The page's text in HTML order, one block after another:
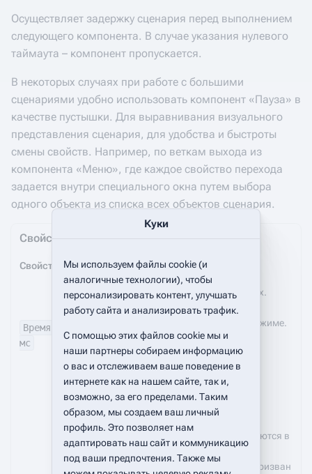
Осуществляет задержку сценария перед выполнением
следующего компонента. В случае указания нулевого
таймаута – компонент пропускается.
В некоторых случаях при работе с большими
сценариями удобно использовать компонент «Пауза» в
качестве пустышки. Для выравнивания визуального
представления сценария, для удобства и быстроты
смены свойств. Например, по веткам выхода из
компонента «Меню», где каждое свойство перехода
задается внутри специального окна путем выбора
одного объекта из списка всех объектов сценария.
Свойства компонента
Свойство Описание
Время,
мс
Длительность паузы, в миллисекундах.
В случае отрицательных значений
компонент работает в синхронном режиме.
В случае 0 компонент работает в
асинхронном режиме с нулевым
ожиданием.
Определяет поведение компонента с
очередью необработанных событий.
Необработанные события накапливаются в
очереди, если исполняемый во время
поступления события компонент не призван
Куки
Мы используем файлы cookie (и
аналогичные технологии), чтобы
персонализировать контент, улучшать
работу сайта и анализировать трафик.
С помощью этих файлов cookie мы и
наши партнеры собираем информацию
о вас и отслеживаем ваше поведение в
интернете как на нашем сайте, так и,
возможно, за его пределами. Таким
образом, мы создаем ваш личный
профиль. Это позволяет нам
адаптировать наш сайт и коммуникацию
под ваши предпочтения. Также мы